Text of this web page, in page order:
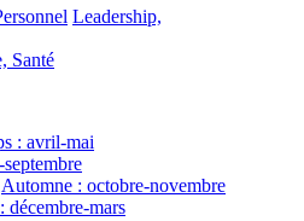
Leadership,
Santé
: avril-mai
Automne : octobre-novembre
décembre-mars